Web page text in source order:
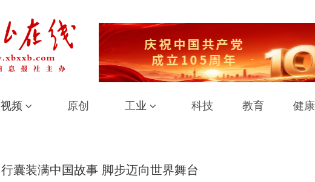
视频 原创 工业 科技 教育 健康
行囊装满中国故事 脚步迈向世界舞台